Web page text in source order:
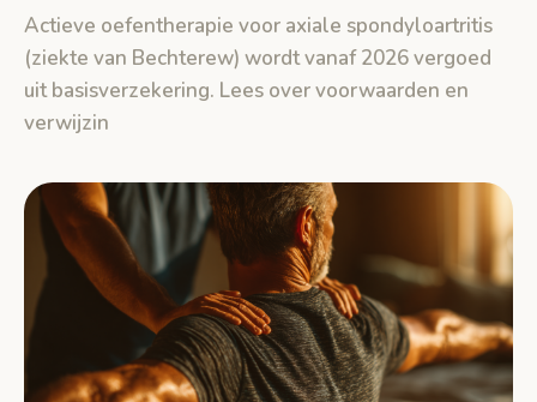
Actieve oefentherapie voor axiale spondyloartritis
(ziekte van Bechterew) wordt vanaf 2026 vergoed
uit basisverzekering. Lees over voorwaarden en
verwijzin